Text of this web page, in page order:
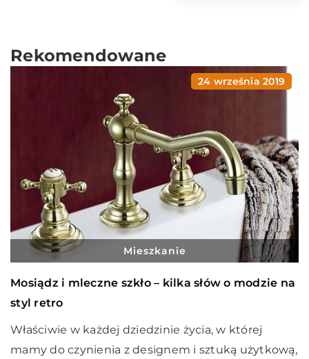
Rekomendowane
24 września 2019
Mieszkanie
Mosiądz i mleczne szkło – kilka słów o modzie na
styl retro
Właściwie w każdej dziedzinie życia, w której
mamy do czynienia z designem i sztuką użytkową,